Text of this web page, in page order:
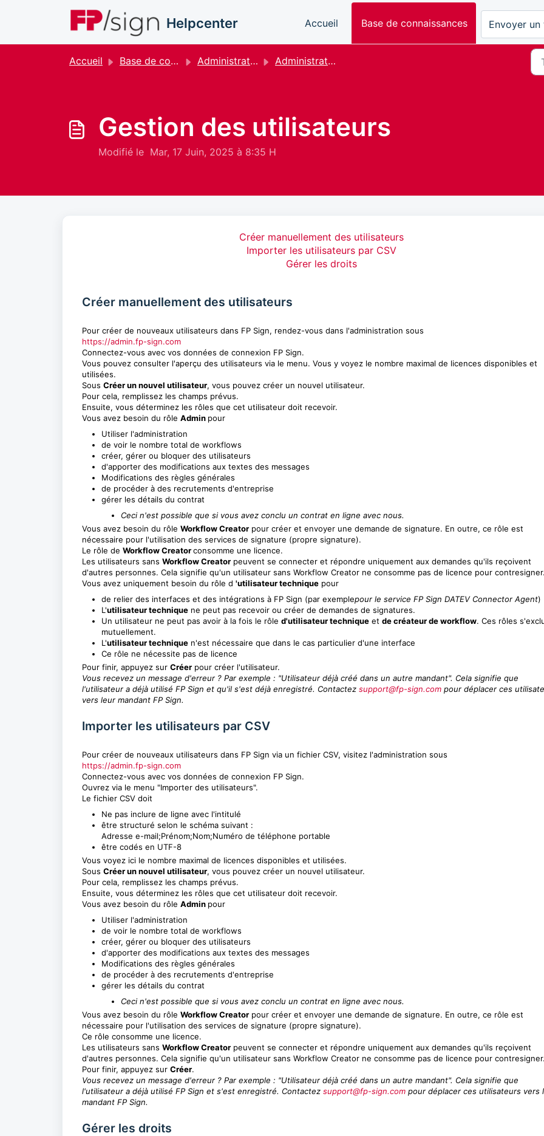
Helpcenter Accueil Base de connaissances Envoyer
Accueil Base de connaissances Administration Administration
Gestion des utilisateurs
Modifié le Mar, 17 Juin, 2025 à 8:35 H
Créer manuellement des utilisateurs
Importer les utilisateurs par CSV
Gérer les droits
Créer manuellement des utilisateurs
Pour créer de nouveaux utilisateurs dans FP Sign, rendez-vous dans l'administration sous
https://admin.fp-sign.com
Connectez-vous avec vos données de connexion FP Sign.
Vous pouvez consulter l'aperçu des utilisateurs via le menu. Vous y voyez le nombre maximal de licences disponibles et
utilisées.
Sous Créer un nouvel utilisateur, vous pouvez créer un nouvel utilisateur.
Pour cela, remplissez les champs prévus.
Ensuite, vous déterminez les rôles que cet utilisateur doit recevoir.
Vous avez besoin du rôle Admin pour
Utiliser l'administration
de voir le nombre total de workflows
créer, gérer ou bloquer des utilisateurs
d'apporter des modifications aux textes des messages
Modifications des règles générales
de procéder à des recrutements d'entreprise
gérer les détails du contrat
Ceci n'est possible que si vous avez conclu un contrat en ligne avec nous.
Vous avez besoin du rôle Workflow Creator pour créer et envoyer une demande de signature. En outre, ce rôle est
nécessaire pour l'utilisation des services de signature (propre signature).
Le rôle de Workflow Creatorconsomme une licence.
Les utilisateurs sans Workflow Creator peuvent se connecter et répondre uniquement aux demandes qu'ils reçoivent
d'autres personnes. Cela signifie qu'un utilisateur sans Workflow Creator ne consomme pas de licence pour
Vous avez uniquement besoin du rôle d 'utilisateur technique pour
de relier des interfaces et des intégrations à FP Sign (par exemplepour le service FP Sign DATEV Connector Agent)
L'utilisateur technique ne peut pas recevoir ou créer de demandes de signatures.
Un utilisateur ne peut pas avoir à la fois le rôle d'utilisateur technique et de créateur de workflow. Ces rôles
mutuellement.
L'utilisateur technique n'est nécessaire que dans le cas particulier d'une interface
Ce rôle ne nécessite pas de licence
Pour finir, appuyez sur Créer pour créer l'utilisateur.
Vous recevez un message d'erreur ? Par exemple : "Utilisateur déjà créé dans un autre mandant". Cela signifie que
l'utilisateur a déjà utilisé FP Sign et qu'il s'est déjà enregistré. Contactez support@fp-sign.com pour déplacer ces
vers leur mandant FP Sign.
Importer les utilisateurs par CSV
Pour créer de nouveaux utilisateurs dans FP Sign via un fichier CSV, visitez l'administration sous
https://admin.fp-sign.com
Connectez-vous avec vos données de connexion FP Sign.
Ouvrez via le menu "Importer des utilisateurs".
Le fichier CSV doit
Ne pas inclure de ligne avec l'intitulé
être structuré selon le schéma suivant :
Adresse e-mail;Prénom;Nom;Numéro de téléphone portable
être codés en UTF-8
Vous voyez ici le nombre maximal de licences disponibles et utilisées.
Sous Créer un nouvel utilisateur, vous pouvez créer un nouvel utilisateur.
Pour cela, remplissez les champs prévus.
Ensuite, vous déterminez les rôles que cet utilisateur doit recevoir.
Vous avez besoin du rôle Admin pour
Utiliser l'administration
de voir le nombre total de workflows
créer, gérer ou bloquer des utilisateurs
d'apporter des modifications aux textes des messages
Modifications des règles générales
de procéder à des recrutements d'entreprise
gérer les détails du contrat
Ceci n'est possible que si vous avez conclu un contrat en ligne avec nous.
Vous avez besoin du rôle Workflow Creator pour créer et envoyer une demande de signature. En outre, ce rôle est
nécessaire pour l'utilisation des services de signature (propre signature).
Ce rôle consomme une licence.
Les utilisateurs sans Workflow Creator peuvent se connecter et répondre uniquement aux demandes qu'ils reçoivent
d'autres personnes. Cela signifie qu'un utilisateur sans Workflow Creator ne consomme pas de licence pour
Pour finir, appuyez sur Créer.
Vous recevez un message d'erreur ? Par exemple : "Utilisateur déjà créé dans un autre mandant". Cela signifie que
l'utilisateur a déjà utilisé FP Sign et s'est enregistré. Contactez support@fp-sign.com pour déplacer ces utilisateurs vers
mandant FP Sign.
Gérer les droits